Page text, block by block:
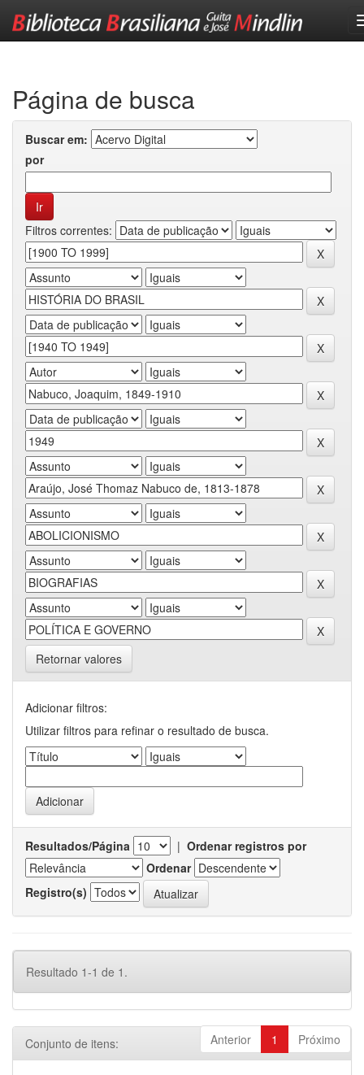
Página de busca
Buscar em:
por
Filtros correntes:
Retornar valores
Adicionar filtros:
Utilizar filtros para refinar o resultado de busca.
Resultados/Página | Ordenar registros por
Ordenar
Registro(s)
Resultado 1-1 de 1.
Anterior 1 Próximo
Conjunto de itens: